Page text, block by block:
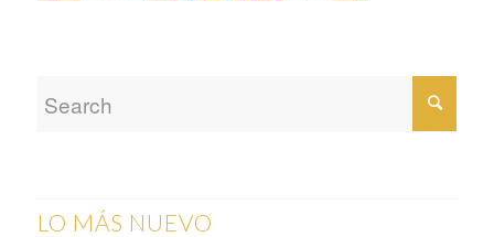
LO MÁS NUEVO